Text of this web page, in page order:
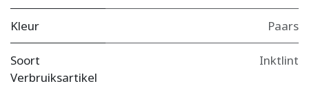
Kleur Paars
Soort
Verbruiksartikel
Inktlint